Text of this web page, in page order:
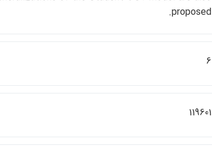
proposed.
6
119601